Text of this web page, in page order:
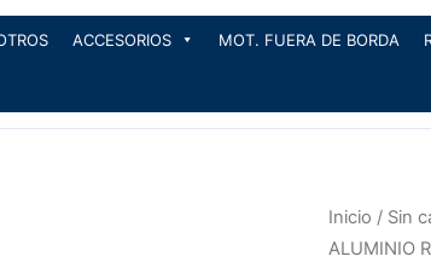
ACCESORIOS MOT. FUERA DE BORDA
Inicio / Sin
ALUMINIO